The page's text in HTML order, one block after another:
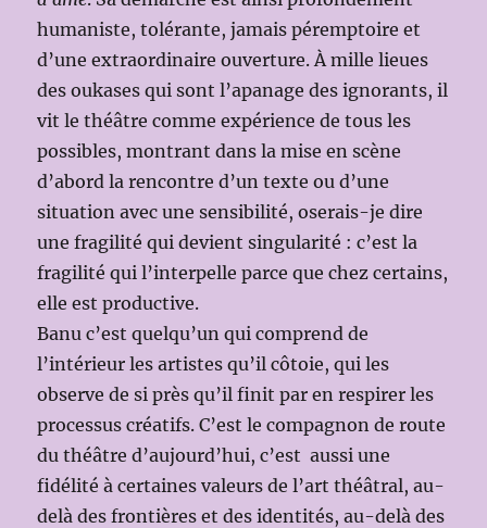
humaniste, tolérante, jamais péremptoire et
d’une extraordinaire ouverture. À mille lieues
des oukases qui sont l’apanage des ignorants, il
vit le théâtre comme expérience de tous les
possibles, montrant dans la mise en scène
d’abord la rencontre d’un texte ou d’une
situation avec une sensibilité, oserais-je dire
une fragilité qui devient singularité : c’est la
fragilité qui l’interpelle parce que chez certains,
elle est productive.
Banu c’est quelqu’un qui comprend de
l’intérieur les artistes qu’il côtoie, qui les
observe de si près qu’il finit par en respirer les
processus créatifs. C’est le compagnon de route
du théâtre d’aujourd’hui, c’est aussi une
fidélité à certaines valeurs de l’art théâtral, au-
delà des frontières et des identités, au-delà des